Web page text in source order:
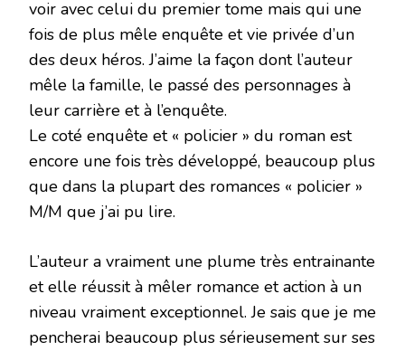
voir avec celui du premier tome mais qui une
fois de plus mêle enquête et vie privée d’un
des deux héros. J’aime la façon dont l’auteur
mêle la famille, le passé des personnages à
leur carrière et à l’enquête.
Le coté enquête et « policier » du roman est
encore une fois très développé, beaucoup plus
que dans la plupart des romances « policier »
M/M que j’ai pu lire.
L’auteur a vraiment une plume très entrainante
et elle réussit à mêler romance et action à un
niveau vraiment exceptionnel. Je sais que je me
pencherai beaucoup plus sérieusement sur ses